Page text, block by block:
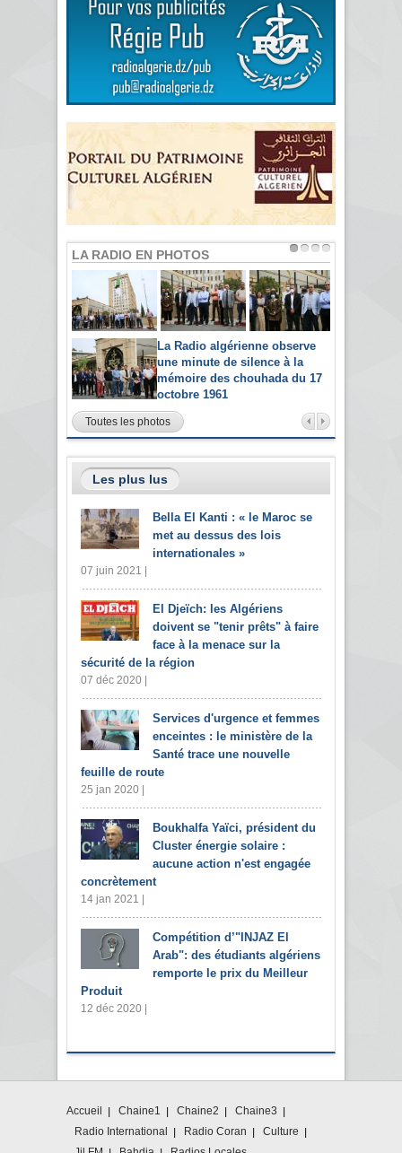
LA RADIO EN PHOTOS
La Radio algérienne observe
une minute de silence à la
mémoire des chouhada du 17
octobre 1961
Toutes les photos
Les plus lus
Bella El Kanti : « le Maroc se
met au dessus des lois
internationales »
07 juin 2021 |
El Djeïch: les Algériens
doivent se "tenir prêts" à faire
face à la menace sur la
sécurité de la région
07 déc 2020 |
Services d'urgence et femmes
enceintes : le ministère de la
Santé trace une nouvelle
feuille de route
25 jan 2020 |
Boukhalfa Yaïci, président du
Cluster énergie solaire :
aucune action n'est engagée
concrètement
14 jan 2021 |
Compétition d’"INJAZ El
Arab": des étudiants algériens
remporte le prix du Meilleur
Produit
12 déc 2020 |
Accueil Chaine1 Chaine2
Chaine3
Radio International
Radio Coran
Culture